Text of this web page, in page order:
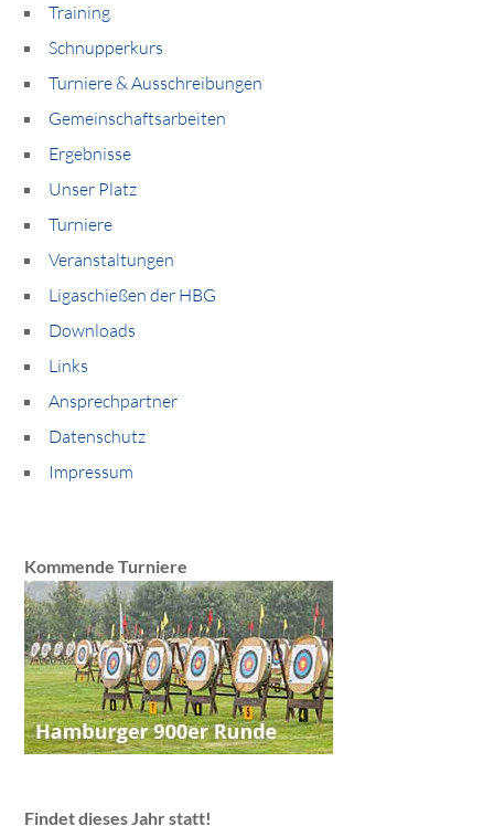
Training
Schnupperkurs
Turniere & Ausschreibungen
Gemeinschaftsarbeiten
Ergebnisse
Unser Platz
Turniere
Veranstaltungen
Ligaschießen der HBG
Downloads
Links
Ansprechpartner
Datenschutz
Impressum
Kommende Turniere
Findet dieses Jahr statt!